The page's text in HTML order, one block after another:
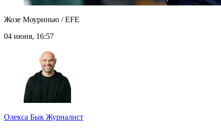
Жозе Моуринью / EFE
04 июня, 16:57
Олекса Бык Журналист